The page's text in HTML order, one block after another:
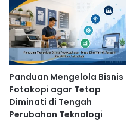
Panduan Mengelola Bisnis
Fotokopi agar Tetap
Diminati di Tengah
Perubahan Teknologi